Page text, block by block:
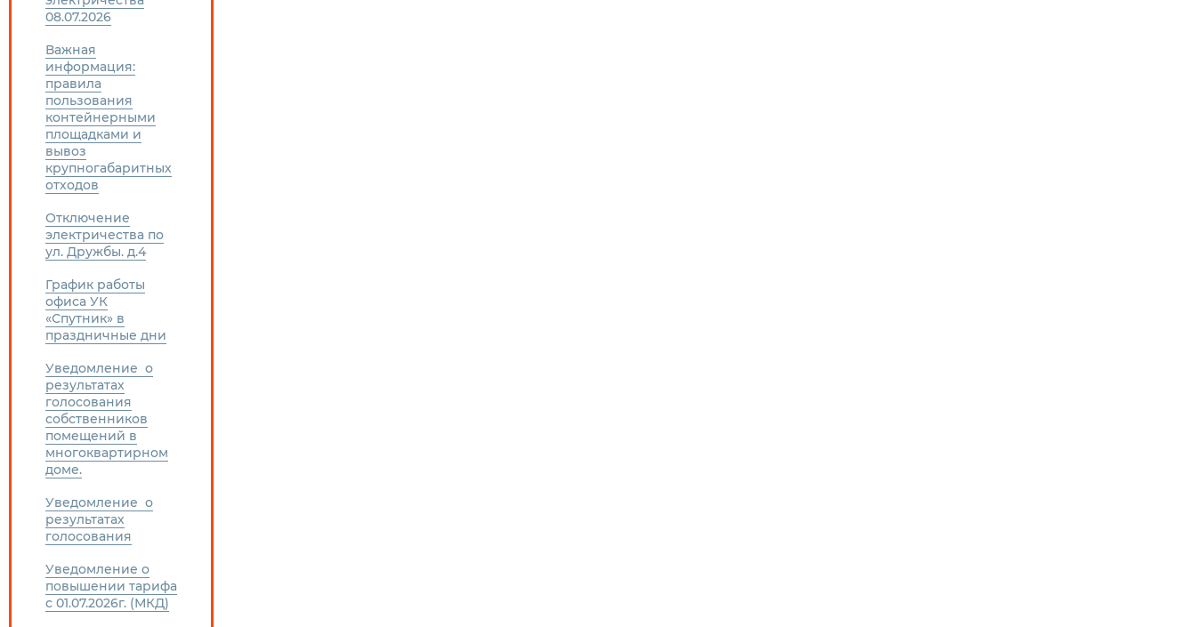
08.07.2026
Важная
информация:
правила
пользования
контейнерными
площадками и
вывоз
крупногабаритных
отходов
Отключение
электричества по
ул. Дружбы. д.4
График работы
офиса УК
«Спутник» в
праздничные дни
Уведомление о
результатах
голосования
собственников
помещений в
многоквартирном
доме.
Уведомление о
результатах
голосования
Уведомление о
повышении тарифа
с 01.07.2026г. (МКД)